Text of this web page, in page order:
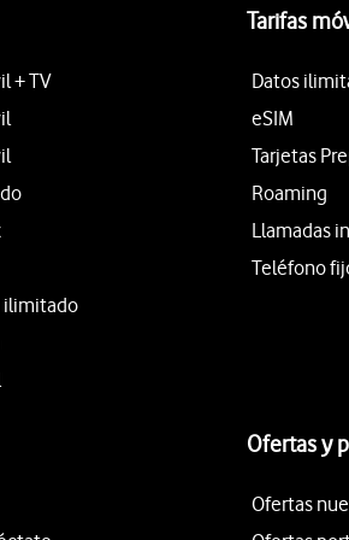
+ TV
ilimitado
Tarifas
Datos
eSIM
Tarjetas
Roaming
Llamadas
Teléfono
Ofertas y
Ofertas